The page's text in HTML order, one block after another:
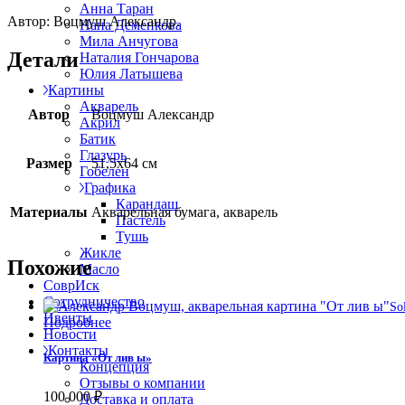
Анна Таран
Нана Деменкова
Мила Анчугова
Наталия Гончарова
Юлия Латышева
Картины
Акварель
Акрил
Батик
Глазурь
Гобелен
Графика
Карандаш
Пастель
Тушь
Жикле
Масло
СоврИск
Сотрудничество
Ивенты
Новости
Контакты
Концепция
Отзывы о компании
Доставка и оплата
Автор: Воцмуш Александр.
Детали
Автор Воцмуш Александр
Размер 51,5х64 см
Материалы Акварельная бумага, акварель
Похожие
Подробнее
Картина «От лив ы»
100 000₽